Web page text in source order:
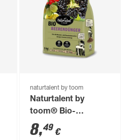
naturtalent by toom
Naturtalent by
toom® Bio-
Beerendünger 1 kg
8,49 €